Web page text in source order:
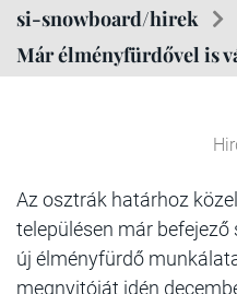
si-snowboard/hirek
Már élményfürdővel is
Az osztrák határhoz
településen már
új élményfürdő
megnyitóját idén